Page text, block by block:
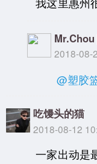
Mr.Chou
2018-08-
@塑胶
吃馒头的猫
2018-08-12
一家出动是